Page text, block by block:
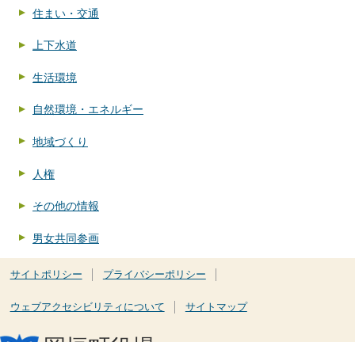
住まい・交通
上下水道
生活環境
自然環境・エネルギー
地域づくり
人権
その他の情報
男女共同参画
サイトポリシー プライバシーポリシー
ウェブアクセシビリティについて サイトマップ